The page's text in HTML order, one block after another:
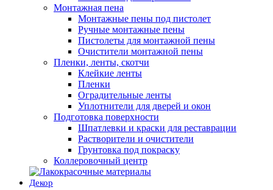
Монтажная пена
Монтажные пены под пистолет
Ручные монтажные пены
Пистолеты для монтажной пены
Очистители монтажной пены
Пленки, ленты, скотчи
Клейкие ленты
Пленки
Оградительные ленты
Уплотнители для дверей и окон
Подготовка поверхности
Шпатлевки и краски для реставрации
Растворители и очистители
Грунтовка под покраску
Коллеровочный центр
Декор